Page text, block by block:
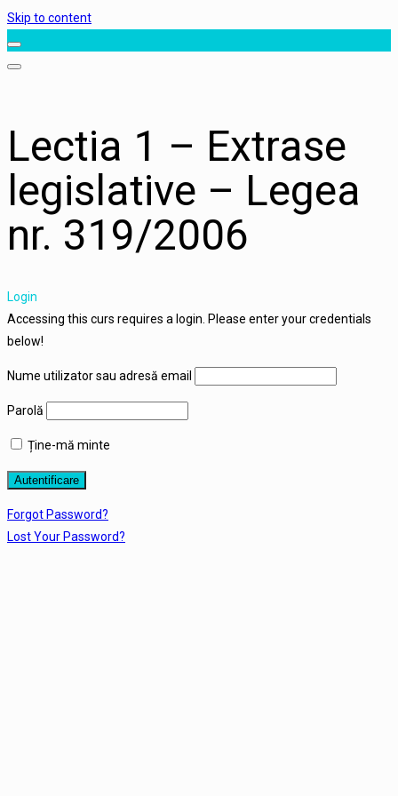
Skip to content
Lectia 1 – Extrase
legislative – Legea
nr. 319/2006
Login
Accessing this curs requires a login. Please enter your credentials
below!
Nume utilizator sau adresă email
Parolă
Ține-mă minte
Forgot Password?
Lost Your Password?